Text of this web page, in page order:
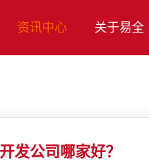
资讯中心 关于易全
发公司哪家好？